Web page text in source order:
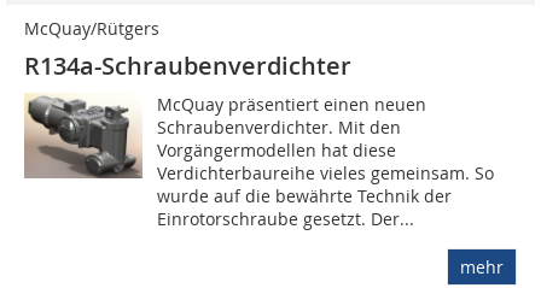
McQuay/Rütgers
R134a-Schraubenverdichter
McQuay präsentiert einen neuen
Schraubenverdichter. Mit den
Vorgängermodellen hat die­se
Verdichterbaureihe vieles gemeinsam. So
wurde auf die bewährte Technik der
Einrotorschraube gesetzt. Der...
mehr